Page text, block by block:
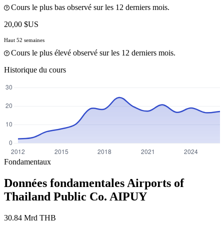
Cours le plus bas observé sur les 12 derniers mois.
20,00 $US
Haut 52 semaines
Cours le plus élevé observé sur les 12 derniers mois.
Historique du cours
Fondamentaux
Données fondamentales Airports of
Thailand Public Co. AIPUY
30.84 Mrd THB